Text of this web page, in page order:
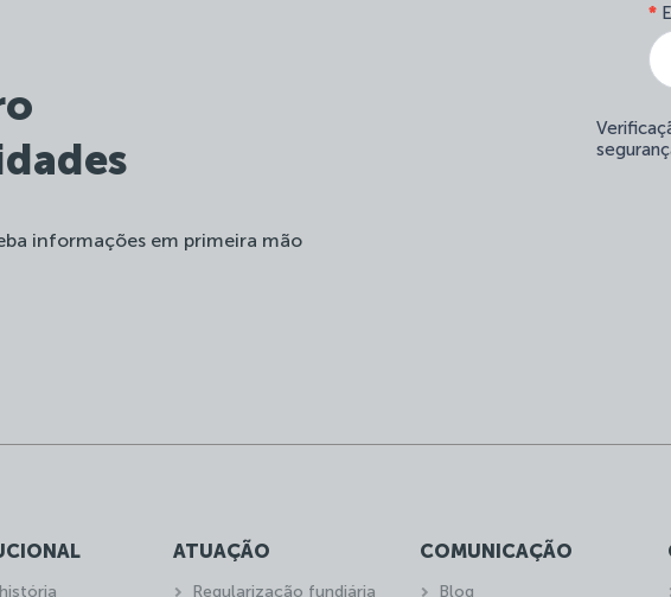
informações em primeira mão
*
ATUAÇÃO
Regularização fundiária
COMUNICAÇÃO
Blog